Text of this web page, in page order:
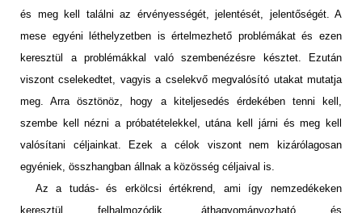
és meg kell találni az érvényességét, jelentését, jelentőségét. A
mese egyéni léthelyzetben is értelmezhető problémákat és ezen
keresztül a problémákkal való szembenézésre késztet. Ezután
viszont cselekedtet, vagyis a cselekvő megvalósító utakat mutatja
meg. Arra ösztönöz, hogy a kiteljesedés érdekében tenni kell,
szembe kell nézni a próbatételekkel, utána kell járni és meg kell
valósítani céljainkat. Ezek a célok viszont nem kizárólagosan
egyéniek, összhangban állnak a közösség céljaival is.
Az a tudás- és erkölcsi értékrend, ami így nemzedékeken
keresztül felhalmozódik, áthagyományozható és